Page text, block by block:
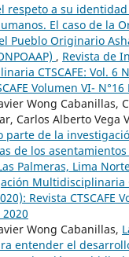
respeto a su
El caso de la
Pueblo Originario
, Revista de
CTSCAFE: Vol. 6
Volumen VI-
Wong Cabanillas,
Carlos Alberto Vega
parte de la
de los asentamientos
Palmeras, Lima
Multidisciplinaria
Revista CTSCAFE
Wong Cabanillas,
entender el